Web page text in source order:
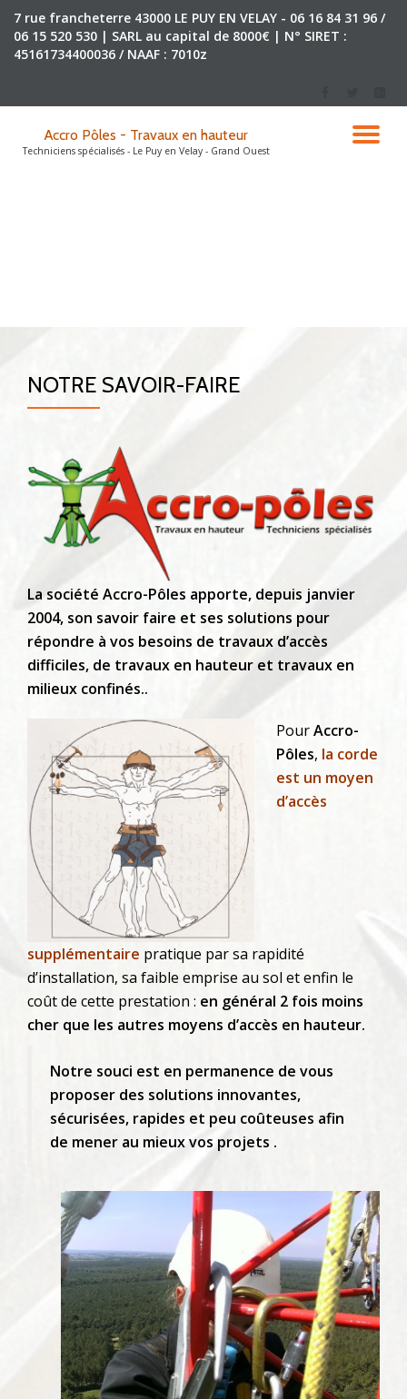
Aller
7 rue francheterre 43000 LE PUY EN VELAY - 06 16 84 31 96 /
06 15 520 530 | SARL au capital de 8000€ | N° SIRET :
45161734400036 / NAAF : 7010z
Accro Pôles - Travaux en hauteur
Techniciens spécialisés - Le Puy en Velay - Grand Ouest
NOTRE SAVOIR-FAIRE
La société Accro-Pôles apporte, depuis janvier
2004, son savoir faire et ses solutions pour
répondre à vos besoins de travaux d’accès
difficiles, de travaux en hauteur et travaux en
milieux confinés..
PourAccro-
Pôles, la corde
est un moyen
d’accès
supplémentaire pratique par sa rapidité
d’installation, sa faible emprise au sol et enfin le
coût de cette prestation : en général 2 fois moins
cher que les autres moyens d’accès en hauteur.
Notre souci est en permanence de vous
proposer des solutions innovantes,
sécurisées, rapides et peu coûteuses afin
de mener au mieux vos projets .